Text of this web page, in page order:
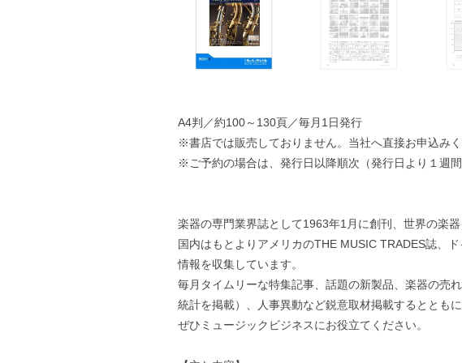
A4判／約100～130頁／毎月1日発行
※書店では販売しておりません。当社へ直接お申込みく
※ご予約の場合は、発行日以降順次（発行日より１週間
楽器の専門業界誌として1963年1月に創刊、世界の楽
国内はもとよりアメリカのTHE MUSIC TRADES誌、
情報を収集しています。
毎月タイムリーな特集記事、話題の新製品、楽器の売
統計を掲載）、人事異動など鋭意取材掲載するととも
ぜひミュージックビジネスにお役立てください。